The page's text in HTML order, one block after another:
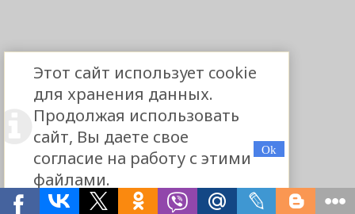
Этот сайт использует cookie
для хранения данных.
Продолжая использовать
сайт, Вы даете свое
согласие на работу с этими
файлами.